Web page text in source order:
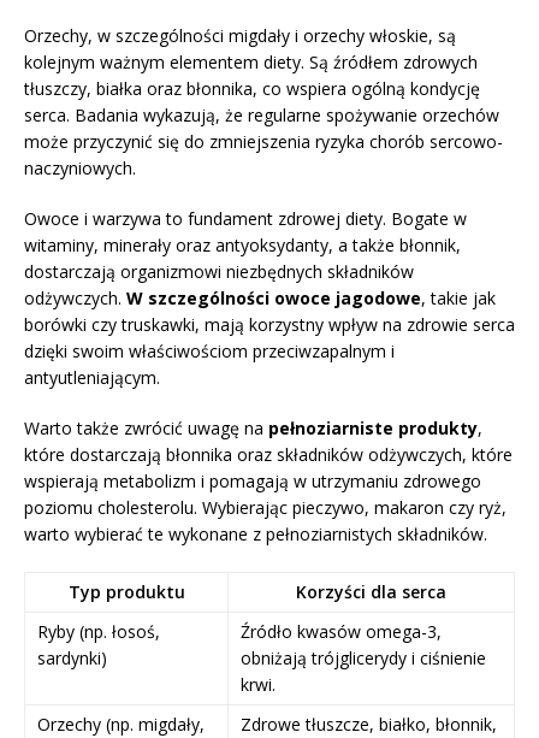
Orzechy, w szczególności migdały i orzechy włoskie, są
kolejnym ważnym elementem diety. Są źródłem zdrowych
tłuszczy, białka oraz błonnika, co wspiera ogólną kondycję
serca. Badania wykazują, że regularne spożywanie orzechów
może przyczynić się do zmniejszenia ryzyka chorób sercowo-
naczyniowych.
Owoce i warzywa to fundament zdrowej diety. Bogate w
witaminy, minerały oraz antyoksydanty, a także błonnik,
dostarczają organizmowi niezbędnych składników
odżywczych. W szczególności owoce jagodowe, takie jak
borówki czy truskawki, mają korzystny wpływ na zdrowie serca
dzięki swoim właściwościom przeciwzapalnym i
antyutleniającym.
Warto także zwrócić uwagę na pełnoziarniste produkty,
które dostarczają błonnika oraz składników odżywczych, które
wspierają metabolizm i pomagają w utrzymaniu zdrowego
poziomu cholesterolu. Wybierając pieczywo, makaron czy ryż,
warto wybierać te wykonane z pełnoziarnistych składników.
Typ produktu
Korzyści dla serca
Ryby (np. łosoś,
sardynki)
Źródło kwasów omega-3,
obniżają trójglicerydy i ciśnienie
krwi.
Orzechy (np. migdały,
Zdrowe tłuszcze, białko, błonnik,